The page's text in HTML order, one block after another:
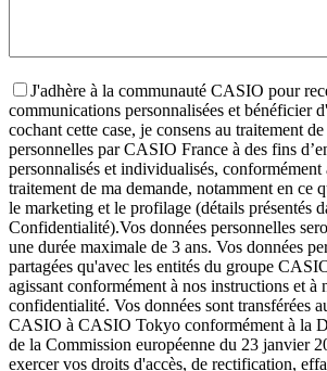
J'adhère à la communauté CASIO pour
communications personnalisées et bénéficier
cochant cette case, je consens au traitement
personnelles par CASIO France à des fins
personnalisés et individualisés, conformément
traitement de ma demande, notamment en ce
le marketing et le profilage (détails présentés
Confidentialité).Vos données personnelles
une durée maximale de 3 ans. Vos données
partagées qu'avec les entités du groupe
agissant conformément à nos instructions et à
confidentialité. Vos données sont transférées
CASIO à CASIO Tokyo conformément à la
de la Commission européenne du 23 janvier
exercer vos droits d'accès, de rectification,